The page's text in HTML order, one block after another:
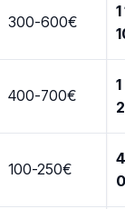
300-600€
400-700€
100-250€